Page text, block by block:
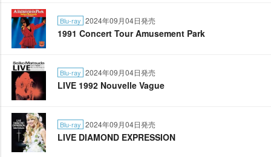
Blu-ray 2024年09月04日発売
1991 Concert Tour Amusement Park
Blu-ray 2024年09月04日発売
LIVE 1992 Nouvelle Vague
Blu-ray 2024年09月04日発売
LIVE DIAMOND EXPRESSION